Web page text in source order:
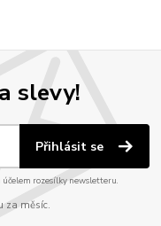
slevy!
Přihlásit se
rozesílky newsletteru.
za měsíc.